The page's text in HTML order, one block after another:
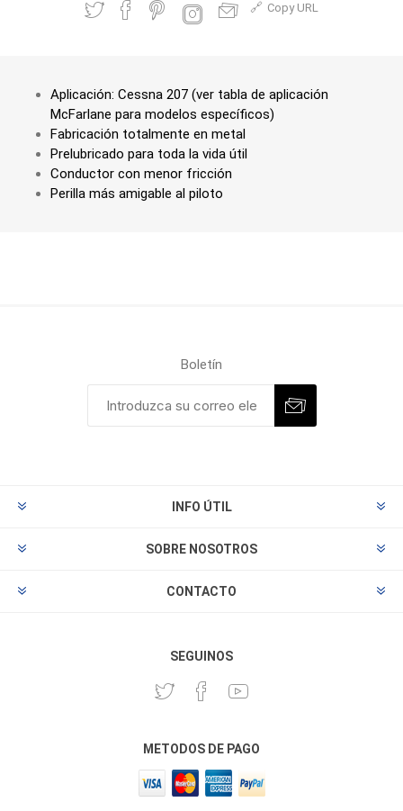
Copy URL
Aplicación: Cessna 207 (ver tabla de aplicación
McFarlane para modelos específicos)
Fabricación totalmente en metal
Prelubricado para toda la vida útil
Conductor con menor fricción
Perilla más amigable al piloto
Boletín
INFO ÚTIL
SOBRE NOSOTROS
CONTACTO
SEGUINOS
METODOS DE PAGO